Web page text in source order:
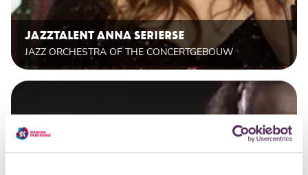
JAZZTALENT ANNA SERIERSE
JAZZ ORCHESTRA OF THE CONCERTGEBOUW